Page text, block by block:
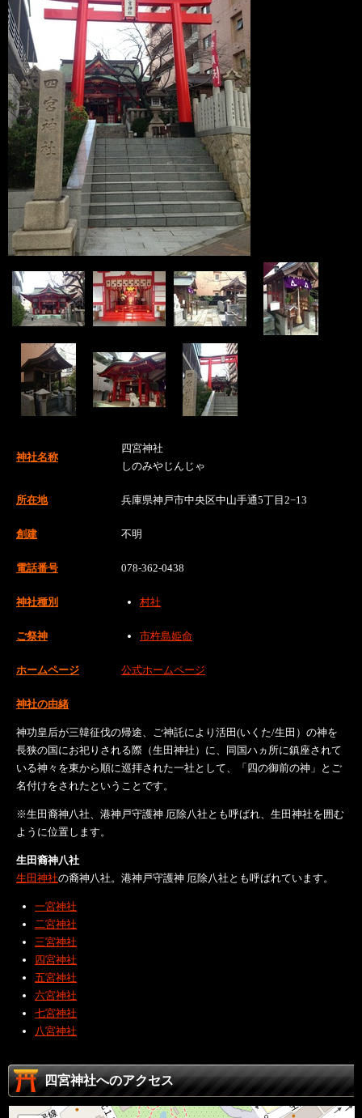
神社名称
四宮神社
しのみやじんじゃ
所在地 兵庫県神戸市中央区中山手通5丁目2−13
創建 不明
電話番号 078-362-0438
神社種別 村社
ご祭神 市杵島姫命
ホームページ 公式ホームページ
神社の由緒
神功皇后が三韓征伐の帰途、ご神託により活田(いくた/生田）の神を
長狭の国にお祀りされる際（生田神社）に、同国ハヵ所に鎮座されて
いる神々を東から順に巡拝された一社として、「四の御前の神」とご
名付けをされたということです。
※生田裔神八社、港神戸守護神 厄除八社とも呼ばれ、生田神社を囲む
ように位置します。
生田裔神八社
生田神社の裔神八社。港神戸守護神 厄除八社とも呼ばれています。
一宮神社
二宮神社
三宮神社
四宮神社
五宮神社
六宮神社
七宮神社
八宮神社
四宮神社へのアクセス